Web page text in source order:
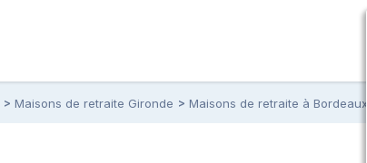
Maisons de retraite Gironde Maisons de retraite à Bordeaux